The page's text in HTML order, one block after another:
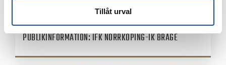
Tillåt urval
PUBLIKINFORMATION: IFK NORRKÖPING-IK BRAGE